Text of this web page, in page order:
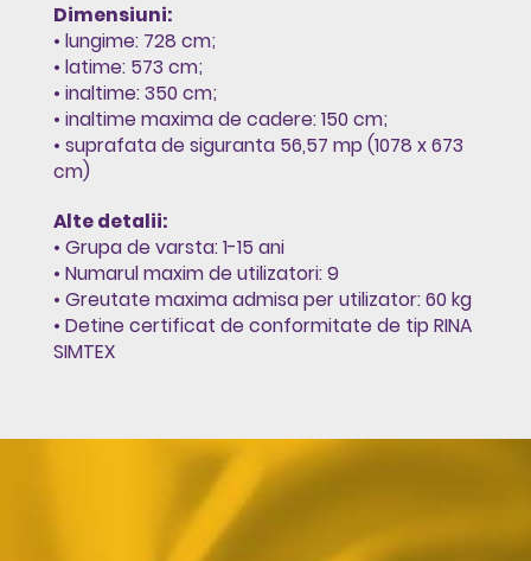
Dimensiuni:
• lungime: 728 cm;
• latime: 573 cm;
• inaltime: 350 cm;
• inaltime maxima de cadere: 150 cm;
• suprafata de siguranta 56,57 mp (1078 x 673
cm)
Alte detalii:
• Grupa de varsta: 1-15 ani
• Numarul maxim de utilizatori: 9
• Greutate maxima admisa per utilizator: 60 kg
• Detine certificat de conformitate de tip RINA
SIMTEX